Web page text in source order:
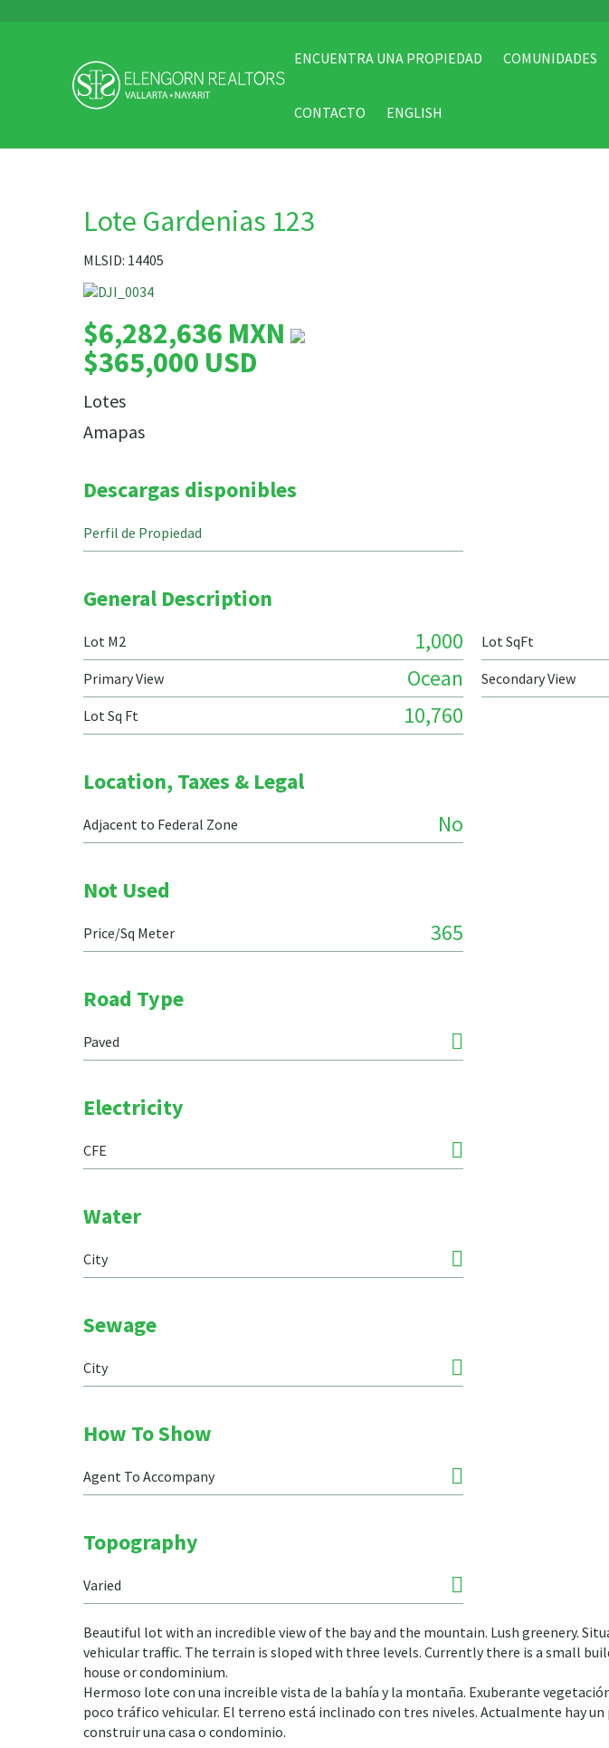
ENCUENTRA UNA PROPIEDAD COMUNIDADES
CONTACTO ENGLISH
Lote Gardenias 123
MLSID: 14405
$6,282,636 MXN
$365,000 USD
Lotes
Amapas
Descargas disponibles
Perfil de Propiedad
General Description
Lot M2 1,000 Lot SqFt
Primary View Ocean Secondary View
Lot Sq Ft 10,760
Location, Taxes & Legal
Adjacent to Federal Zone No
Not Used
Price/Sq Meter 365
Road Type
Paved
Electricity
CFE
Water
City
Sewage
City
How To Show
Agent To Accompany
Topography
Varied
Beautiful lot with an incredible view of the bay and the mountain. Lush greenery.
vehicular traffic. The terrain is sloped with three levels. Currently there is a small
house or condominium.
Hermoso lote con una increible vista de la bahía y la montaña. Exuberante
poco tráfico vehicular. El terreno está inclinado con tres niveles. Actualmente hay
construir una casa o condominio.